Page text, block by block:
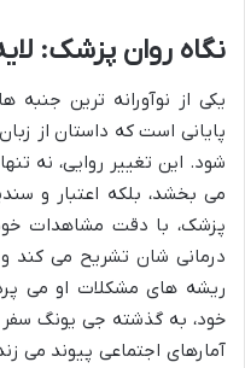
نگاه روان پزشک:
یکی از نوآورانه ترین
پایانی است که داستان از
شود. این تغییر روایی، نه
می بخشد، بلکه اعتبار و
پزشک، با دقت مشاهدات
درمانی شان تشریح می کند
ریشه های مشکلات او می
خود، به گذشته جی یونگ سفر
آمارهای اجتماعی پیوند